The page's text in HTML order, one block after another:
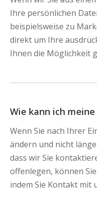
Ihre persönlichen
beispielsweise zu
direkt um Ihre
Ihnen die Möglichkeit
Wie kann ich
Wenn Sie nach Ihrer
ändern und nicht
dass wir Sie
offenlegen, können
indem Sie Kontakt mit